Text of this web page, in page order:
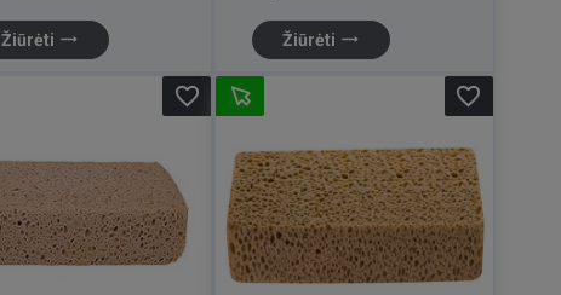
Žiūrėti trending_flat Žiūrėti trending_flat
favorite_border favorite_border